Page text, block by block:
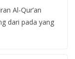
Al-Qur’an
dari pada yang